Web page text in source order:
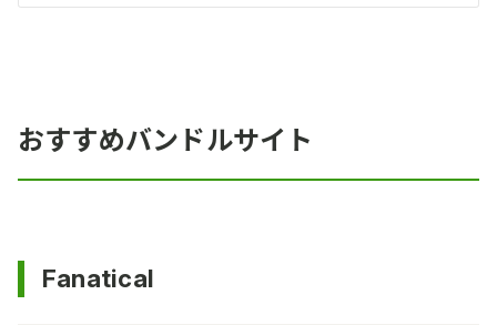
おすすめバンドルサイト
Fanatical